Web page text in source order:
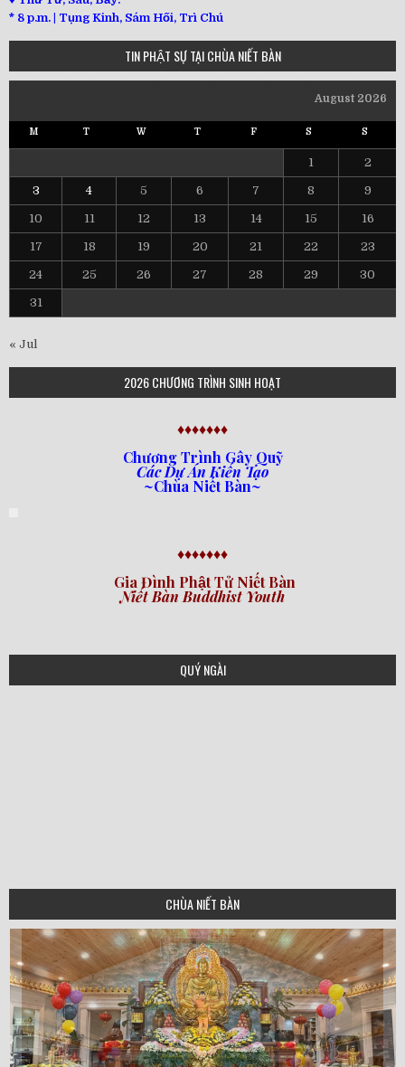
* 8 p.m. | Tụng Kinh, Sám Hối, Trì Chú
TIN PHẬT SỰ TẠI CHÙA NIẾT BÀN
August 2026
M T W T F S S
1 2
3 4 5 6 7 8 9
10 11 12 13 14 15 16
17 18 19 20 21 22 23
24 25 26 27 28 29 30
31
« Jul
2026 CHƯƠNG TRÌNH SINH HOẠT
♦♦♦♦♦♦♦
Chương Trình Gây Quỹ
Các Dự Án Kiến Tạo
~Chùa Niết Bàn~
♦♦♦♦♦♦♦
Gia Đình Phật Tử Niết Bàn
Niết Bàn Buddhist Youth
QUÝ NGÀI
CHÙA NIẾT BÀN